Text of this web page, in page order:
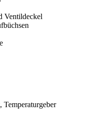
Ventildeckel
Temperaturgeber